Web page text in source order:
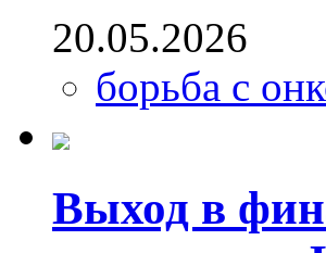
20.05.2026
борьба с
Выход в